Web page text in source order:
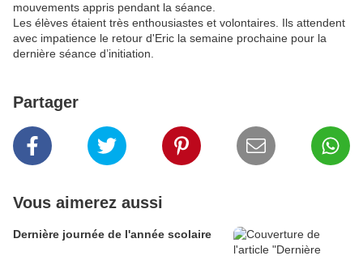
mouvements appris pendant la séance.
Les élèves étaient très enthousiastes et volontaires. Ils attendent
avec impatience le retour d'Eric la semaine prochaine pour la
dernière séance d’initiation.
Partager
Vous aimerez aussi
Dernière journée de l'année scolaire